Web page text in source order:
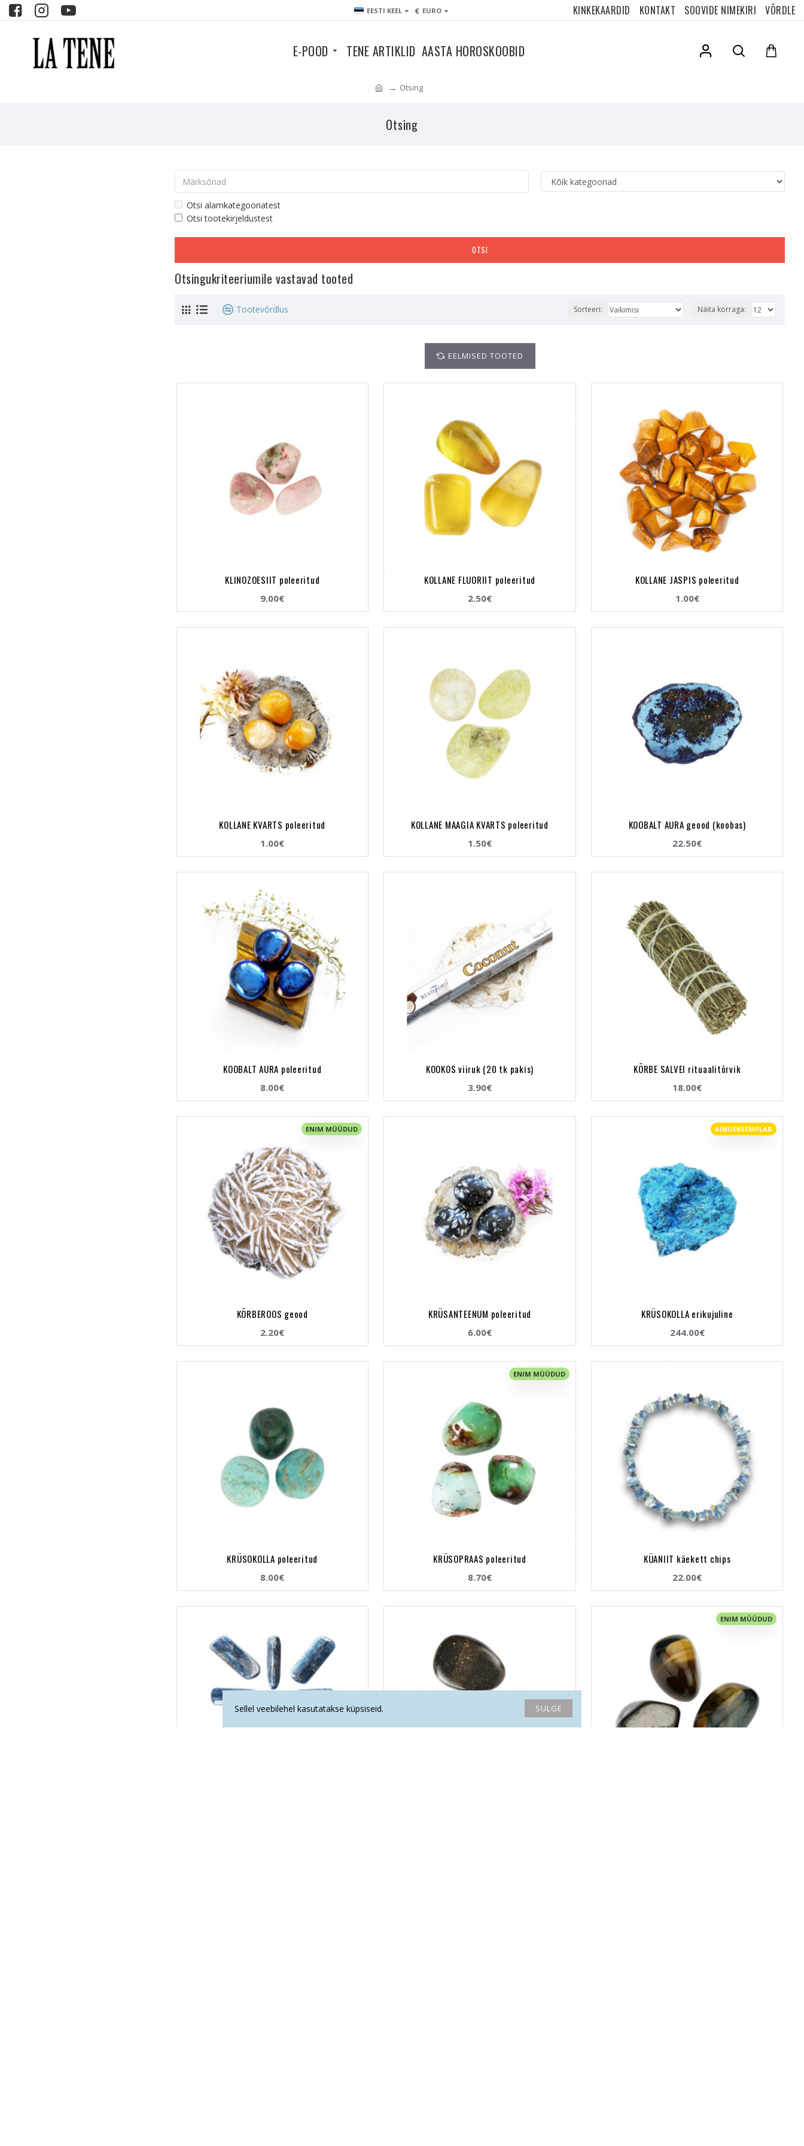
EESTI KEEL € EURO KINKEKAARDID KONTAKT SOOVIDE NIMEKIRI VÕRDLE
E-POOD TENE ARTIKLID AASTA HOROSKOOBID
Otsing
Otsing
Otsi alamkategooriatest
Otsi tootekirjeldustest
OTSI
Otsingukriteeriumile vastavad tooted
Tootevõrdlus Sorteeri: Näita korraga:
EELMISED TOOTED
KLINOZOESIIT poleeritud
9.00€
KOLLANE FLUORIIT poleeritud
2.50€
KOLLANE JASPIS poleeritud
1.00€
KOLLANE KVARTS poleeritud
1.00€
KOLLANE MAAGIA KVARTS poleeritud
1.50€
KOOBALT AURA geood (koobas)
22.50€
KOOBALT AURA poleeritud
8.00€
KOOKOS viiruk (20 tk pakis)
3.90€
KÕRBE SALVEI rituaalitõrvik
18.00€
ENIM MÜÜDUD
KÕRBEROOS geood
2.20€
KRÜSANTEENUM poleeritud
6.00€
AINUEKSEMPLAR
KRÜSOKOLLA erikujuline
244.00€
KRÜSOKOLLA poleeritud
8.00€
ENIM MÜÜDUD
KRÜSOPRAAS poleeritud
8.70€
KÜANIIT käekett chips
22.00€
ENIM MÜÜDUD
SULGE
Sellel veebilehel kasutatakse küpsiseid.